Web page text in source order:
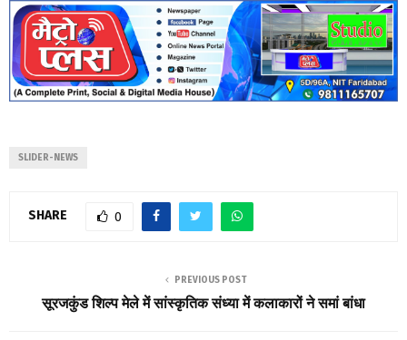
SLIDER-NEWS
SHARE 0
PREVIOUS POST
सूरजकुंड शिल्प मेले में सांस्कृतिक संध्या में कलाकारों ने समां बांधा